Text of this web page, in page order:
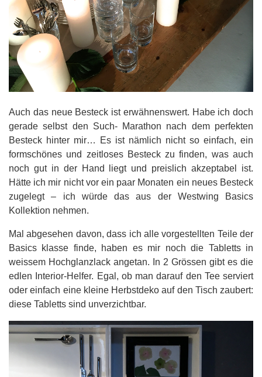
Auch das neue Besteck ist erwähnenswert. Habe ich doch
gerade selbst den Such- Marathon nach dem perfekten
Besteck hinter mir… Es ist nämlich nicht so einfach, ein
formschönes und zeitloses Besteck zu finden, was auch
noch gut in der Hand liegt und preislich akzeptabel ist.
Hätte ich mir nicht vor ein paar Monaten ein neues Besteck
zugelegt – ich würde das aus der Westwing Basics
Kollektion nehmen.
Mal abgesehen davon, dass ich alle vorgestellten Teile der
Basics klasse finde, haben es mir noch die Tabletts in
weissem Hochglanzlack angetan. In 2 Grössen gibt es die
edlen Interior-Helfer. Egal, ob man darauf den Tee serviert
oder einfach eine kleine Herbstdeko auf den Tisch zaubert:
diese Tabletts sind unverzichtbar.